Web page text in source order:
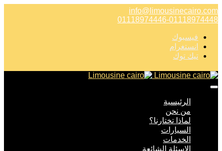
info@limousinecairo.com
01118974446-01118974448
فيسبوك
انستغرام
تيك توك
الرئيسية
من نحن
لماذا تختارنا؟
السيارات
الخدمات
الاسئلة الشائعة